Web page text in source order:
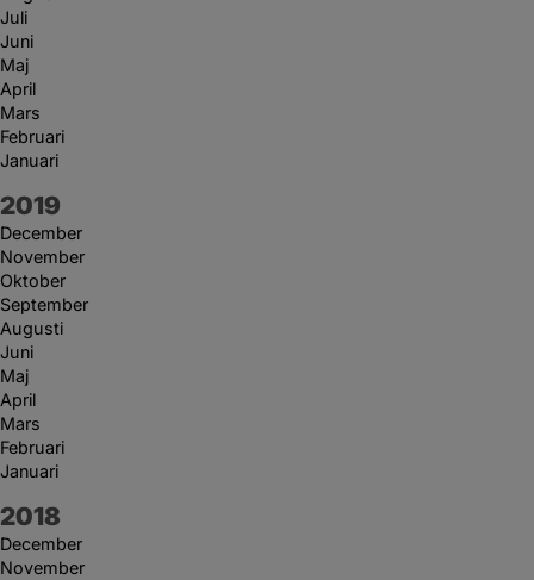
Juli
Juni
Maj
April
Mars
Februari
Januari
År:
2019
December
November
Oktober
September
Augusti
Juni
Maj
April
Mars
Februari
Januari
År:
2018
December
November